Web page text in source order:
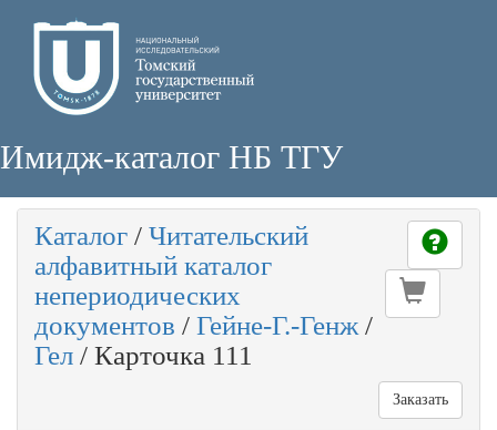
Имидж-каталог НБ ТГУ
Каталог / Читательский
алфавитный каталог
непериодических
документов / Гейне-Г.-Генж /
Гел / Карточка 111
Заказать